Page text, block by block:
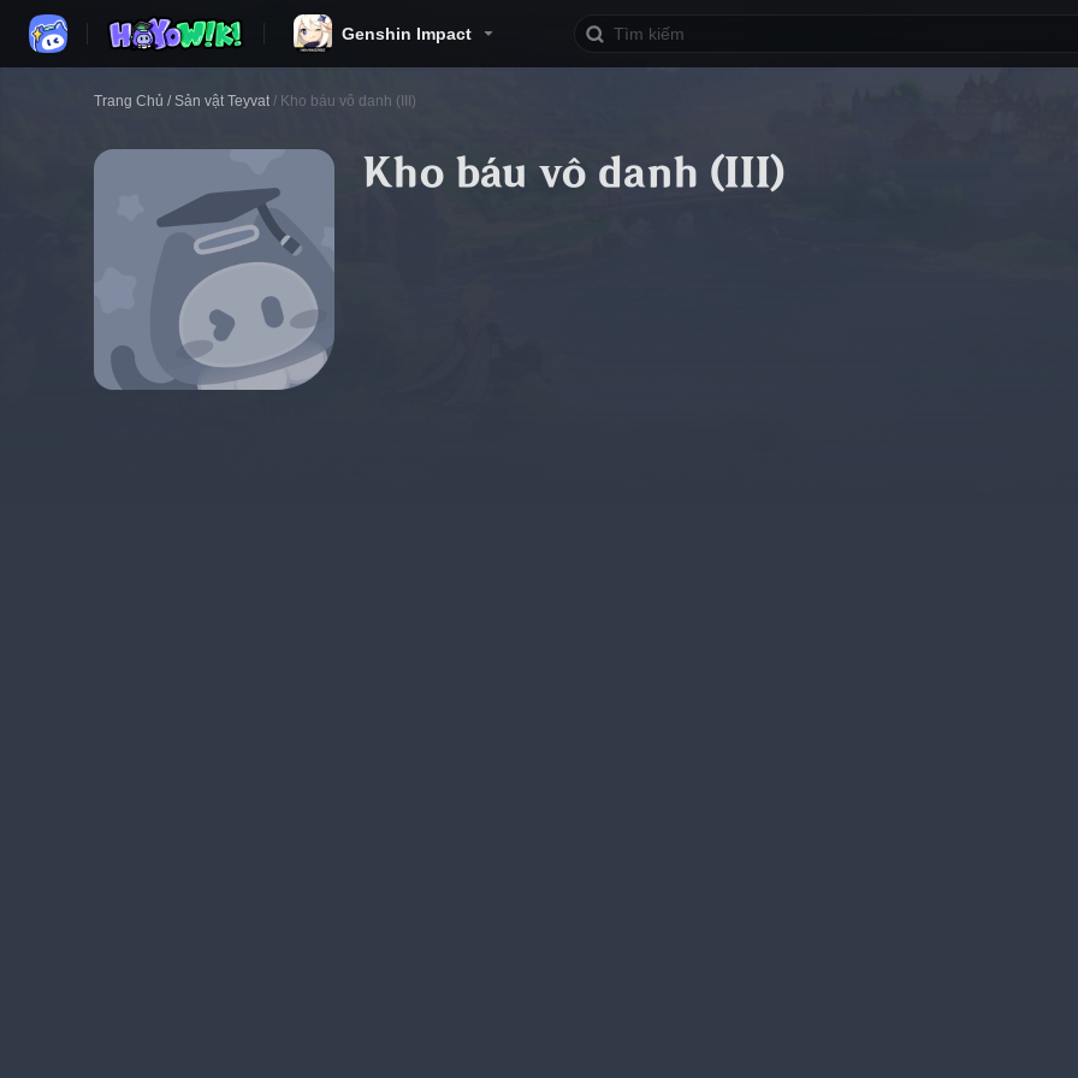
Genshin Impact
Trang Chủ / Sản vật Teyvat / Kho báu vô danh (III)
Kho báu vô danh (III)